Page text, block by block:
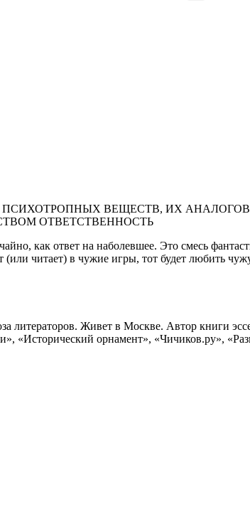
ВЕЩЕСТВ, ИХ
ОТВЕТСТВЕННОСТЬ
как ответ на наболевшее. Это смесь
читает) в чужие игры, тот будет любить
литераторов. Живет в Москве. Автор книги
«Исторический орнамент», «Чичиков.ру»,